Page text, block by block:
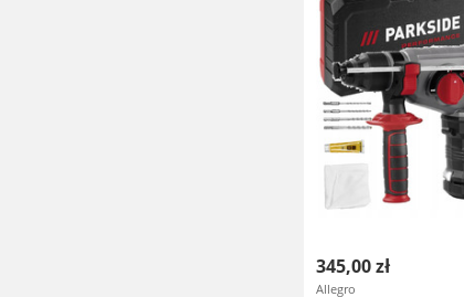
345,00 zł
Allegro